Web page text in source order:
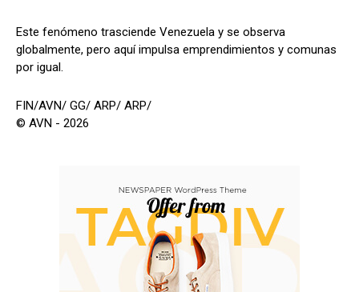
Este fenómeno trasciende Venezuela y se observa
globalmente, pero aquí impulsa emprendimientos y comunas
por igual.
FIN/AVN/ GG/ ARP/ ARP/
© AVN - 2026